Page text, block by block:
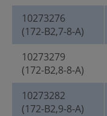
10273276
(172-B2,7-8-A)
10273279
(172-B2,8-8-A)
10273282
(172-B2,9-8-A)